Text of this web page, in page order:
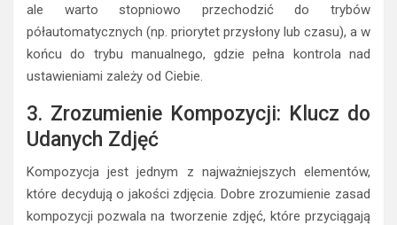
ale warto stopniowo przechodzić do trybów
półautomatycznych (np. priorytet przysłony lub czasu), a w
końcu do trybu manualnego, gdzie pełna kontrola nad
ustawieniami zależy od Ciebie.
3. Zrozumienie Kompozycji: Klucz do
Udanych Zdjęć
Kompozycja jest jednym z najważniejszych elementów,
które decydują o jakości zdjęcia. Dobre zrozumienie zasad
kompozycji pozwala na tworzenie zdjęć, które przyciągają